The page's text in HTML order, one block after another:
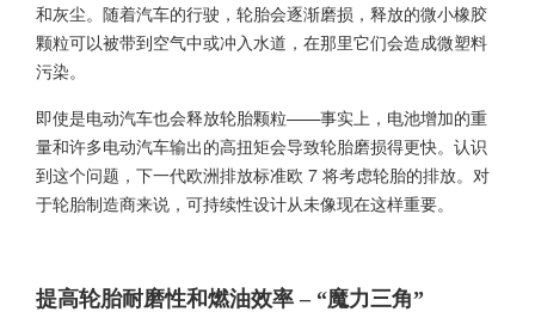
和灰尘。随着汽车的行驶，轮胎会逐渐磨损，释放的微小橡胶
颗粒可以被带到空气中或冲入水道，在那里它们会造成微塑料
污染。
即使是电动汽车也会释放轮胎颗粒——事实上，电池增加的重
量和许多电动汽车输出的高扭矩会导致轮胎磨损得更快。认识
到这个问题，下一代欧洲排放标准欧 7 将考虑轮胎的排放。对
于轮胎制造商来说，可持续性设计从未像现在这样重要。
提高轮胎耐磨性和燃油效率 – “魔力三角”